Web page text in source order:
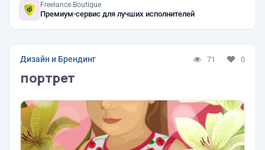
Freelance.Boutique
Премиум-сервис для лучших исполнителей
Дизайн и Брендинг 71 0
портрет